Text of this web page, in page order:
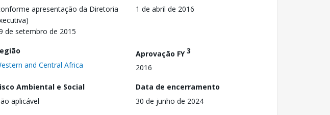
apresentação da Diretoria
de setembro de 2015
1 de abril de 2016
and Central Africa
Aprovação FY3
2016
Ambiental e Social
aplicável
Data de encerramento
30 de junho de 2024